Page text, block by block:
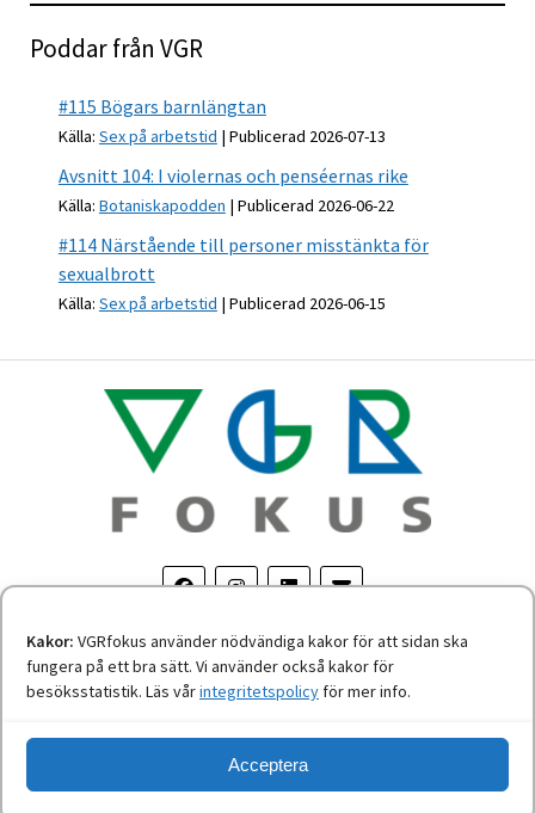
Kakor: VGRfokus använder nödvändiga kakor för att sidan ska
fungera på ett bra sätt. Vi använder också kakor för
besöksstatistik. Läs vårintegritetspolicy för mer info.
Acceptera
Poddar från VGR
#115 Bögars barnlängtan
Källa: Sex på arbetstid Publicerad 2026-07-13
Avsnitt 104: I violernas och penséernas rike
Källa: Botaniskapodden Publicerad 2026-06-22
#114 Närstående till personer misstänkta för
sexualbrott
Källa: Sex på arbetstid Publicerad 2026-06-15
Om personuppgifter Tillgänglighetsredogörelse
Nyheter från Västra Götalandsregionen.